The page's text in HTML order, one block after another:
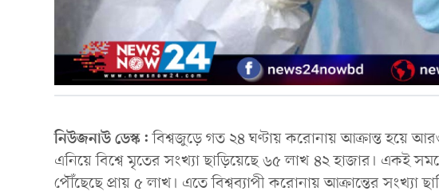
নিউজনাউ ডেস্ক:বিশ্বজুড়ে গত ২৪ ঘণ্টায় করোনায় আক্রান্ত হয়ে
এনিয়ে বিশ্বে মৃতের সংখ্যা ছাড়িয়েছে ৬৫ লাখ ৪২ হাজার। একই
পৌঁছেছে প্রায় ৫ লাখ। এতে বিশ্বব্যাপী করোনায় আক্রান্তের সংখ্যা